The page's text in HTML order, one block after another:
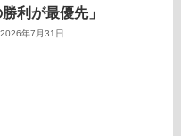
利が最優先」
2026年7月31日